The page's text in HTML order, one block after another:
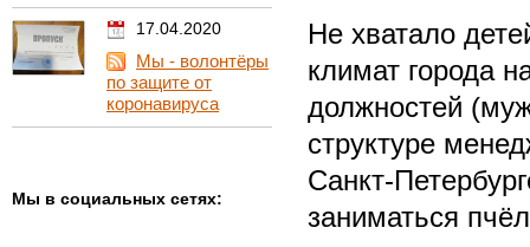
17.04.2020
Мы - волонтёры
по защите от
коронавируса
Мы в социальных сетях:
Не хватало
климат города
должностей
структуре
Санкт-
заниматься